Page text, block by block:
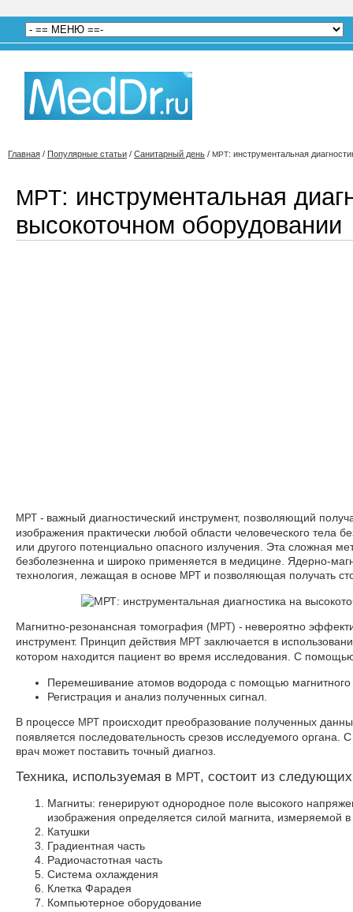
Главная / Популярные статьи / Санитарный день / МРТ: инструментальная
МРТ: инструментальная
высокоточном оборудовании
МРТ
- важный диагностический инструмент, позволяющий
изображения практически любой области человеческого тела
или другого потенциально опасного излучения. Эта сложная
безболезненна и широко применяется в медицине. Ядерно-
технология, лежащая в основе МРТ и позволяющая получать
Магнитно-резонансная томография (МРТ ) - невероятно
инструмент. Принцип действия МРТ
заключается в
котором находится пациент во время исследования. С
Перемешивание атомов водорода с помощью магнитного
Регистрация и анализ полученных сигнал.
В процессе МРТ
происходит преобразование полученных
появляется последовательность срезов исследуемого
врач может поставить точный диагноз.
Техника, используемая в МРТ, состоит из
Магниты: генерируют однородное поле высокого
изображения определяется силой магнита, измеряемой в
Катушки
Градиентная часть
Радиочастотная часть
Система охлаждения
Клетка Фарадея
Компьютерное оборудование